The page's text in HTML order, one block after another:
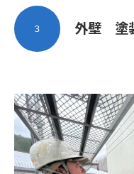
外壁 塗
３